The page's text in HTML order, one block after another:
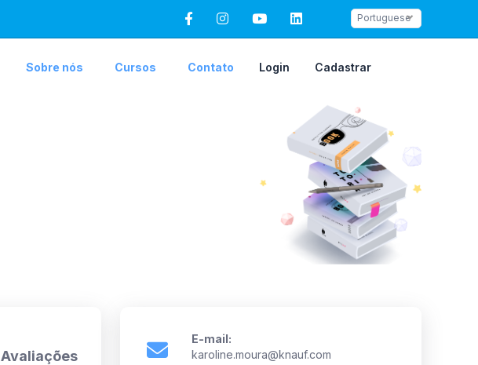
Portuguese
Sobre nós Cursos Contato Login Cadastrar
Avaliações
E-mail:
karoline.moura@knauf.com